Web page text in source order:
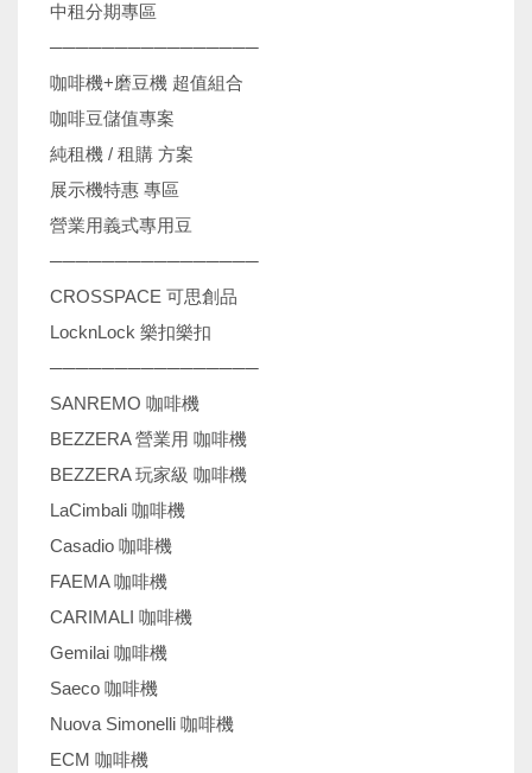
中租分期專區
────────────────
咖啡機+磨豆機 超值組合
咖啡豆儲值專案
純租機 / 租購 方案
展示機特惠 專區
營業用義式專用豆
────────────────
CROSSPACE 可思創品
LocknLock 樂扣樂扣
────────────────
SANREMO 咖啡機
BEZZERA 營業用 咖啡機
BEZZERA 玩家級 咖啡機
LaCimbali 咖啡機
Casadio 咖啡機
FAEMA 咖啡機
CARIMALI 咖啡機
Gemilai 咖啡機
Saeco 咖啡機
Nuova Simonelli 咖啡機
ECM 咖啡機